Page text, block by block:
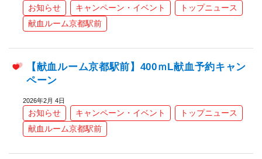
お知らせ キャンペーン・イベント
トップニュース
献血ルーム京都駅前
【献血ルーム京都駅前】400ｍL献血予約キャン
ペーン
2026年2月 4日
お知らせ キャンペーン・イベント
トップニュース
献血ルーム京都駅前